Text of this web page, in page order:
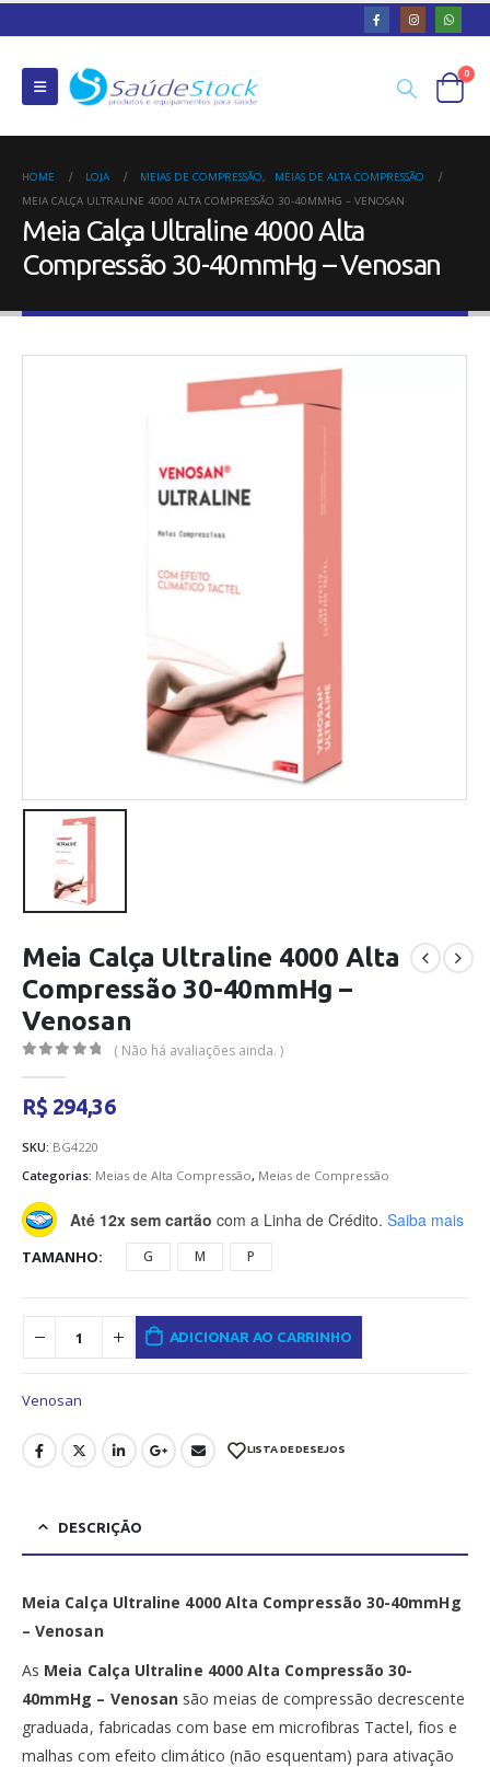
0
HOME LOJA MEIAS DE COMPRESSÃO,
MEIAS DE ALTA COMPRESSÃO
MEIA CALÇA ULTRALINE 4000 ALTA COMPRESSÃO 30-40MMHG – VENOSAN
Meia Calça Ultraline 4000 Alta
Compressão 30-40mmHg – Venosan
Meia Calça Ultraline 4000 Alta
Compressão 30-40mmHg –
Venosan
( Não há avaliações ainda. )
R$ 294,36
SKU: BG4220
Categorias: Meias de Alta Compressão, Meias de Compressão
Até 12x sem cartão com a Linha de Crédito. Saiba mais
TAMANHO G M P
ADICIONAR AO CARRINHO
Venosan
LISTA DE DESEJOS
DESCRIÇÃO
Meia Calça Ultraline 4000 Alta Compressão 30-40mmHg
– Venosan
As Meia Calça Ultraline 4000 Alta Compressão 30-
40mmHg – Venosan são meias de compressão decrescente
graduada, fabricadas com base em microfibras Tactel, fios e
malhas com efeito climático (não esquentam) para ativação